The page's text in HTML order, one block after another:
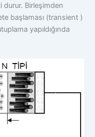
durur. Birleşimden
başlaması (transient )
yapıldığında